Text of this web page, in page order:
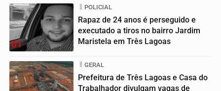
01
POLICIAL
Rapaz de 24 anos é perseguido e
executado a tiros no bairro Jardim
Maristela em Três Lagoas
GERAL
Prefeitura de Três Lagoas e Casa do
Trabalhador divulgam vagas de